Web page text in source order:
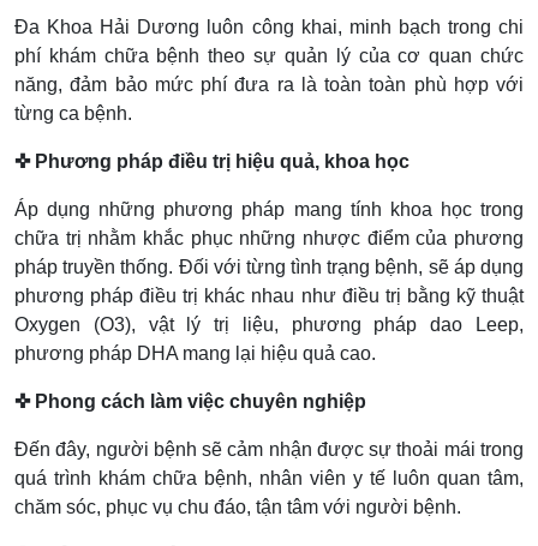
Đa Khoa Hải Dương luôn công khai, minh bạch trong chi
phí khám chữa bệnh theo sự quản lý của cơ quan chức
năng, đảm bảo mức phí đưa ra là toàn toàn phù hợp với
từng ca bệnh.
✜ Phương pháp điều trị hiệu quả, khoa học
Áp dụng những phương pháp mang tính khoa học trong
chữa trị nhằm khắc phục những nhược điểm của phương
pháp truyền thống. Đối với từng tình trạng bệnh, sẽ áp dụng
phương pháp điều trị khác nhau như điều trị bằng kỹ thuật
Oxygen (O3), vật lý trị liệu, phương pháp dao Leep,
phương pháp DHA mang lại hiệu quả cao.
✜ Phong cách làm việc chuyên nghiệp
Đến đây, người bệnh sẽ cảm nhận được sự thoải mái trong
quá trình khám chữa bệnh, nhân viên y tế luôn quan tâm,
chăm sóc, phục vụ chu đáo, tận tâm với người bệnh.